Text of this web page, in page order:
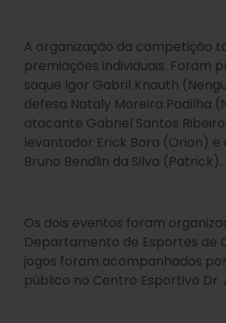
A organização da competição
premiações individuais. Foram
saque Igor Gabril Knauth
defesa Nataly Moreira Padilha
atacante Gabriel Santos
levantador Erick Bora (Orion)
Bruno Bendlin da Silva (Patrick).
Os dois eventos foram
Departamento de Esportes de
jogos foram acompanhados
público no Centro Esportivo Dr.